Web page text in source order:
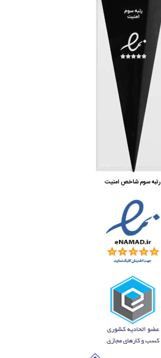
رتبه سوم شاخص امنیت